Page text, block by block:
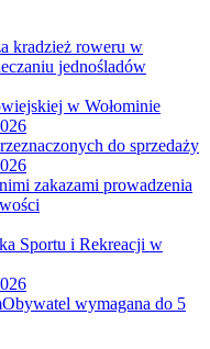
kradzież roweru w
jednośladów
w Wołominie
do sprzedaży
zakazami prowadzenia
Sportu i Rekreacji w
wymagana do 5